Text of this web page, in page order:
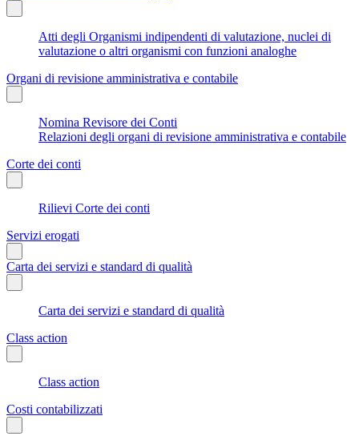
Atti degli Organismi indipendenti di valutazione, nuclei di
valutazione o altri organismi con funzioni analoghe
Organi di revisione amministrativa e contabile
Nomina Revisore dei Conti
Relazioni degli organi di revisione amministrativa e contabile
Corte dei conti
Rilievi Corte dei conti
Servizi erogati
Carta dei servizi e standard di qualità
Carta dei servizi e standard di qualità
Class action
Class action
Costi contabilizzati